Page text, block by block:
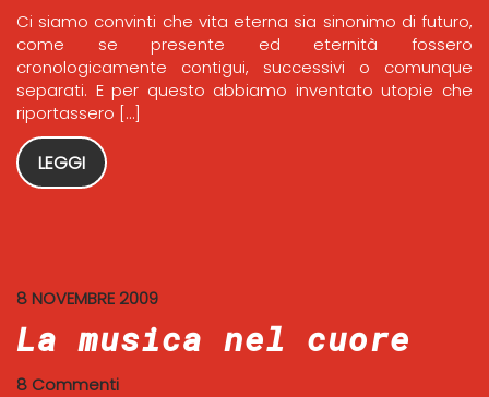
Ci siamo convinti che vita eterna sia sinonimo di futuro,
come se presente ed eternità fossero
cronologicamente contigui, successivi o comunque
separati. E per questo abbiamo inventato utopie che
riportassero […]
LEGGI
8 NOVEMBRE 2009
La musica nel cuore
8 Commenti